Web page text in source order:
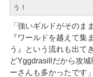
う！
「強いギルドがそのま
『ワールドを越えて集
う』という流れも出て
どYggdrasillだから攻
ーさんも多かったです